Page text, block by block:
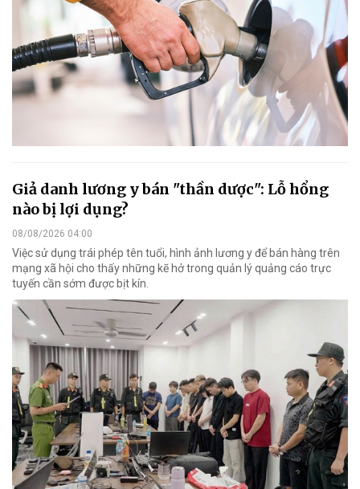
Giả danh lương y bán "thần dược": Lỗ hổng
nào bị lợi dụng?
08/08/2026 04:00
Việc sử dụng trái phép tên tuổi, hình ảnh lương y để bán hàng trên
mạng xã hội cho thấy những kẽ hở trong quản lý quảng cáo trực
tuyến cần sớm được bịt kín.